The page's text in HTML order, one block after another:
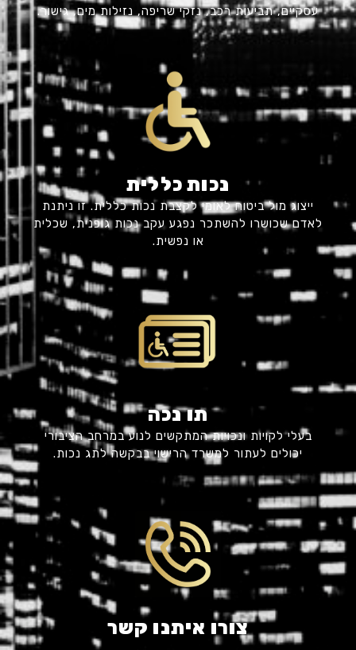
עסקיים, תביעות רכב, נזקי שריפה, נזילות מים, גישור.
נכות כללית
ייצוג מול ביטוח לאומי לקצבת נכות כללית. זו ניתנת
לאדם שכושרו להשתכר נפגע עקב נכות גופנית, שכלית
או נפשית.
תו נכה
בעלי לקויות ונכויות המתקשים לנוע במרחב הציבורי
יכולים לעתור למשרד הרישוי בבקשה לתג נכות.
צורו איתנו קשר